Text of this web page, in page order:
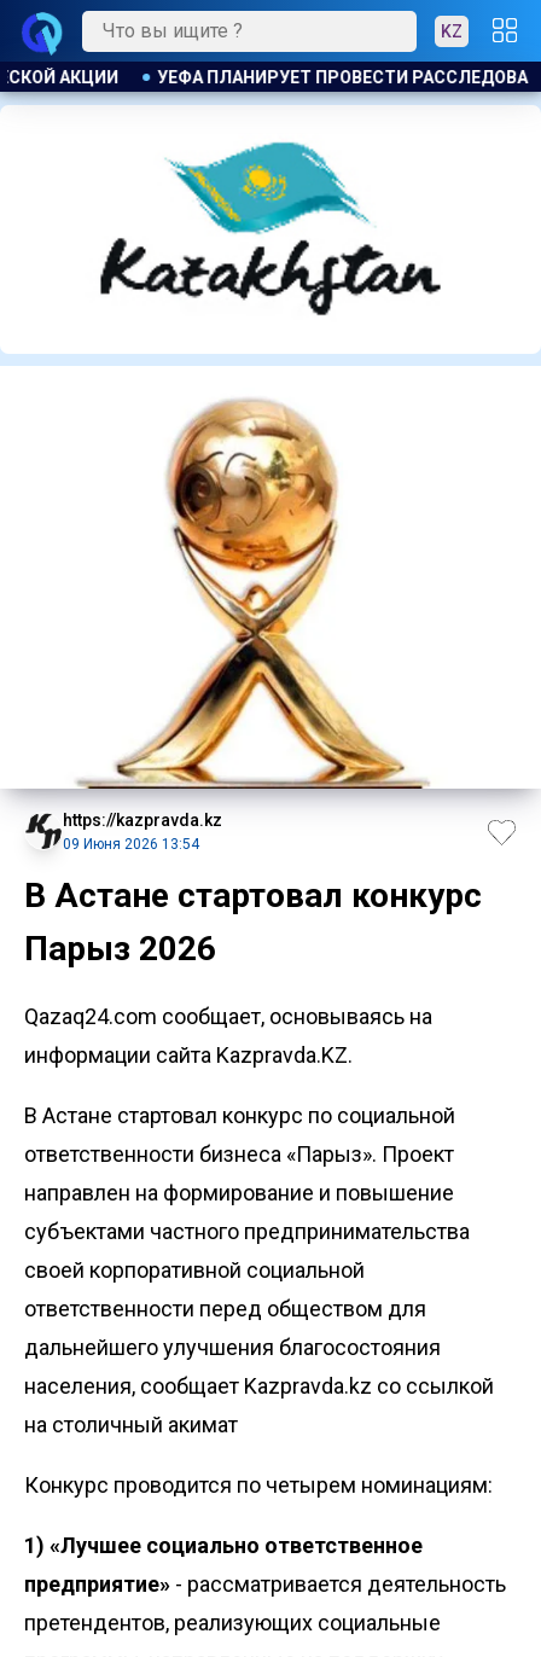
KZ
РАССЛЕДОВАНИЕ ИНИЦИАТИВЫ ФИФА ПО ПРОДАЖЕ
https://kazpravda.kz
09 Июня 2026 13:54
В Астане стартовал конкурс
Парыз 2026
Qazaq24.com сообщает, основываясь на
информации сайта Kazpravda.KZ.
В Астане стартовал конкурс по социальной
ответственности бизнеса «Парыз». Проект
направлен на формирование и повышение
субъектами частного предпринимательства
своей корпоративной социальной
ответственности перед обществом для
дальнейшего улучшения благосостояния
населения, сообщает Kazpravda.kz со ссылкой
на столичный акимат
Конкурс проводится по четырем номинациям:
1) «Лучшее социально ответственное
предприятие» - рассматривается деятельность
претендентов, реализующих социальные